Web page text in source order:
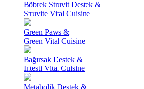
Böbrek Struvit Destek &
Struvite Vital Cuisine
Green Paws &
Green Vital Cuisine
Bağırsak Destek &
Intesti Vital Cuisine
Metabolik Destek &